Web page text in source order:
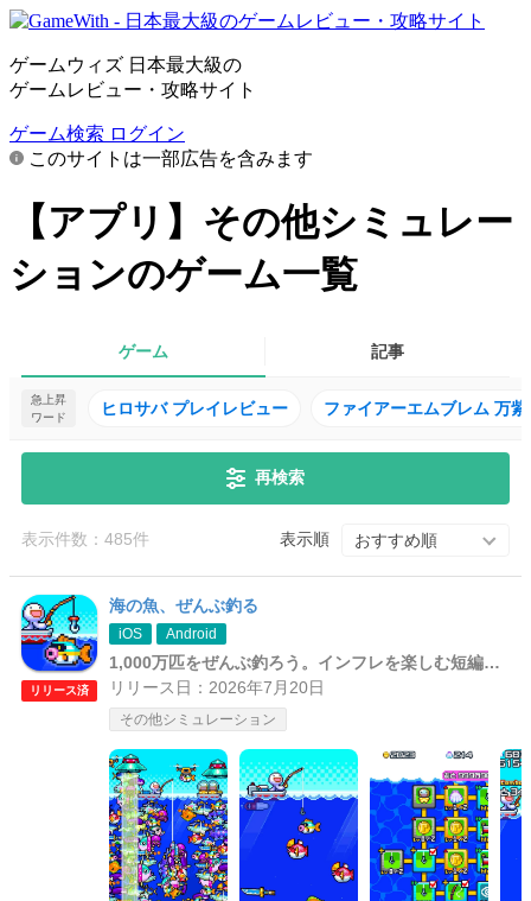
ゲームウィズ 日本最大級の
ゲームレビュー・攻略サイト
ゲーム検索 ログイン
このサイトは一部広告を含みます
【アプリ】その他シミュレー
ションのゲーム一覧